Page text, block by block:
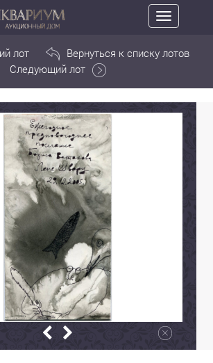
Toggle
navigation
лот
Вернуться к списку лотов
Следующий лот